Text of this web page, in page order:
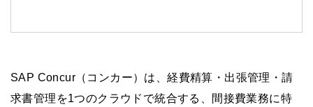
SAP Concur（コンカー）は、経費精算・出張管理・請
求書管理を1つのクラウドで統合する、間接費業務に特